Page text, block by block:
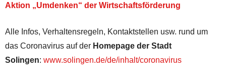
Aktion „Umdenken“ der Wirtschaftsförderung
Alle Infos, Verhaltensregeln, Kontaktstellen usw. rund um
das Coronavirus auf der Homepage der Stadt
Solingen: www.solingen.de/de/inhalt/coronavirus